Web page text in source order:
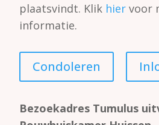
plaatsvindt. Klik hier voor
informatie.
Condoleren
Bezoekadres Tumulus